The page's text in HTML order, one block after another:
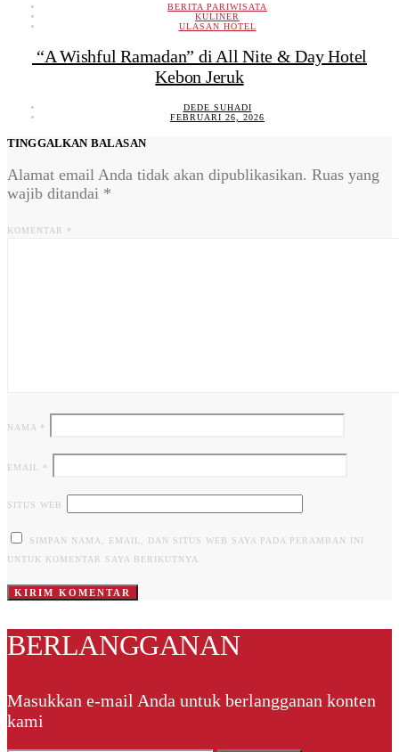
BERITA PARIWISATA
KULINER
ULASAN HOTEL
“A Wishful Ramadan” di All Nite & Day Hotel
Kebon Jeruk
DEDE SUHADI
FEBRUARI 26, 2026
TINGGALKAN BALASAN
Alamat email Anda tidak akan dipublikasikan. Ruas yang
wajib ditandai *
KOMENTAR *
NAMA *
EMAIL *
SITUS WEB
SIMPAN NAMA, EMAIL, DAN SITUS WEB SAYA PADA PERAMBAN INI
UNTUK KOMENTAR SAYA BERIKUTNYA.
BERLANGGANAN
Masukkan e-mail Anda untuk berlangganan konten
kami